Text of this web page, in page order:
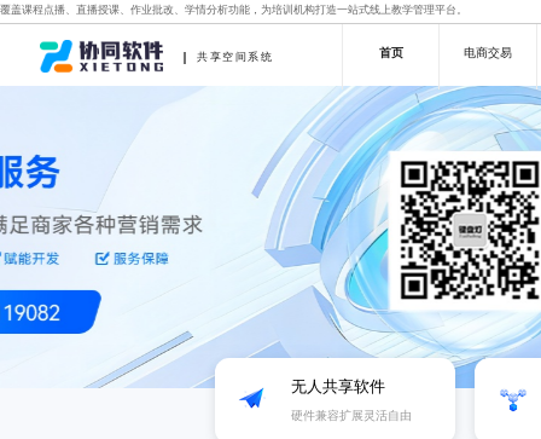
覆盖课程点播、直播授课、作业批改、学情分析功能，为培训机构打造一站式线上教学管理平台。
共享空间系统 首页 电商交易
无人共享软件
硬件兼容扩展灵活自由